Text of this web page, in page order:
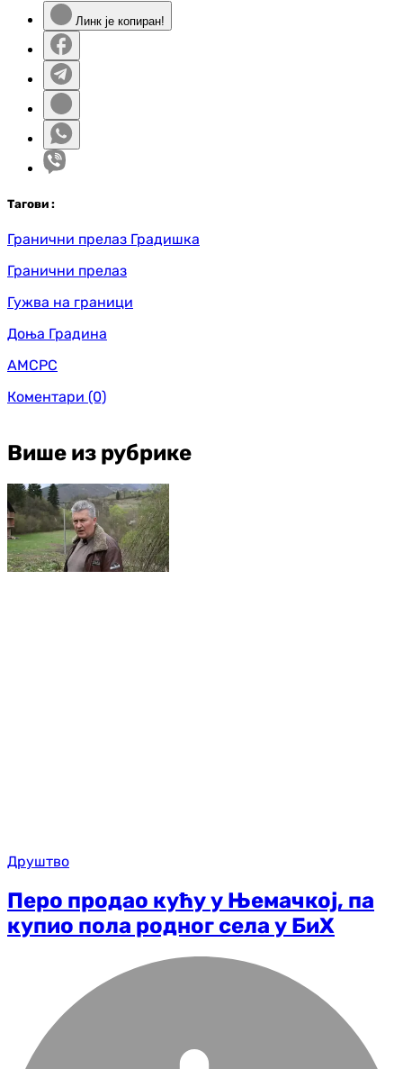
Линк је копиран!
Тагови :
Гранични прелаз Градишка
Гранични прелаз
Гужва на граници
Доња Градина
АМСРС
Коментари (0)
Више из рубрике
Друштво
Перо продао кућу у Њемачкој, па
купио пола родног села у БиХ